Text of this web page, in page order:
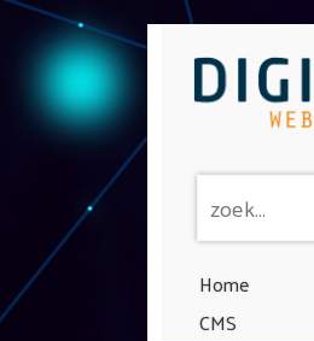
Home
CMS